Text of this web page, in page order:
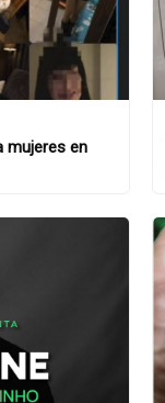
mujeres en